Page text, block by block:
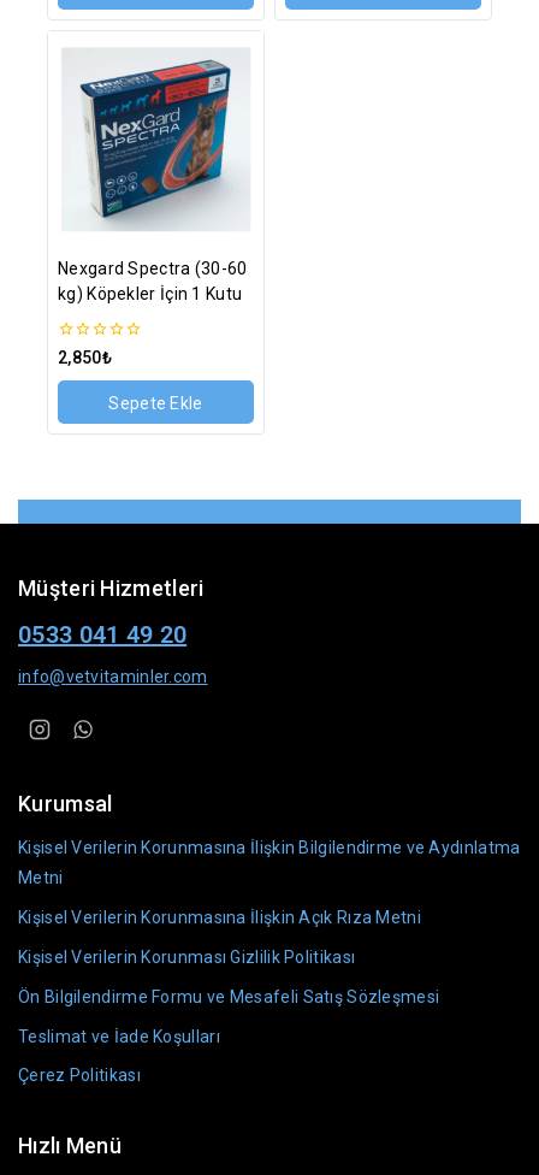
Nexgard Spectra (30-60
kg) Köpekler İçin 1 Kutu
0
üzerinden
2,850₺
Sepete Ekle
Müşteri Hizmetleri
0533 041 49 20
info@vetvitaminler.com
Kurumsal
Kişisel Verilerin Korunmasına İlişkin Bilgilendirme ve Aydınlatma
Metni
Kişisel Verilerin Korunmasına İlişkin Açık Rıza Metni
Kişisel Verilerin Korunması Gizlilik Politikası
Ön Bilgilendirme Formu ve Mesafeli Satış Sözleşmesi
Teslimat ve İade Koşulları
Çerez Politikası
Hızlı Menü